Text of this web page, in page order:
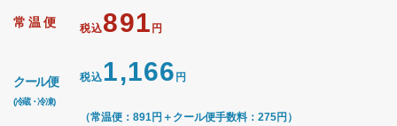
常温便 税込891 円
クール便
(冷蔵・冷凍)
税込1,166 円
（常温便：891円＋クール便手数料：275円）